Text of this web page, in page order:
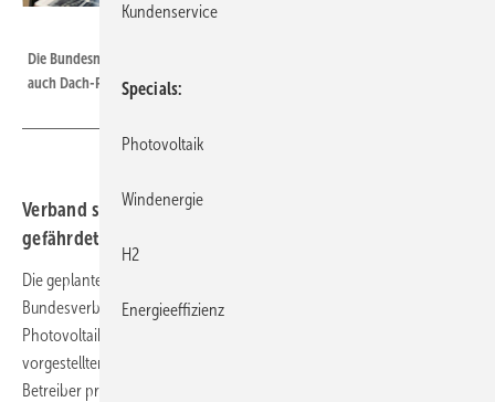
Die Bundesnetzagentur hat Reformpläne für Netzentgelte vorgestellt, die
auch Dach-PV betreffen.
Verband sieht Ausbauziele und Prosumer-Modelle
gefährdet
Die geplante Reform der Netzentgelte droht nach Einschätzung des
Bundesverbands Solarwirtschaft (BSW-Solar) den Ausbau der
Photovoltaik in Deutschland auszubremsen. Anlass sind die jüngst
vorgestellten Pläne der Bundesnetzagentur, die insbesondere
Betreiber privater Solaranlagen mit Batteriespeichern stärker belasten
Kundenservice
Specials
Photovoltaik
Windenergie
H2
Energieeffizienz